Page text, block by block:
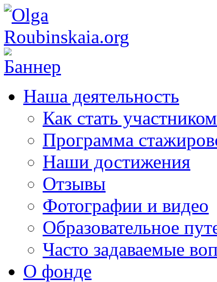
Наша деятельность
Как стать участником
Программа
Наши достижения
Отзывы
Фотографии и видео
Образовательное
Часто задаваемые
О фонде